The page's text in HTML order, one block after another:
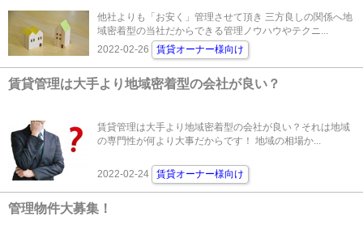
他社よりも「お安く」管理させて頂き 三方良しの関係へ地
域密着型の当社だからできる管理ノウハウやテクニ...
2022-02-26
賃貸オーナー様向け
賃貸管理は大手より地域密着型の会社が良い？
賃貸管理は大手より地域密着型の会社が良い？それは地域
の専門性が何より大事だからです！ 地域の相場か...
2022-02-24 賃貸オーナー様向け
管理物件大募集！